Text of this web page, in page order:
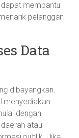
membantu
pelanggan
Data
dibayangkan.
menyediakan
dengan
atau